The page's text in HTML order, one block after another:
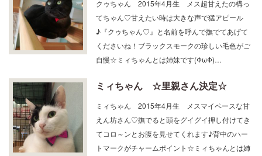
クゥちゃん 2015年4月生 メス超甘えたの構っ
てちゃん♡甘えたい時は大きな声で猛アピール
♪『クゥちゃん♡』と名前を呼んで撫でてあげて
くださいね！ブラックスモークの珍しい毛色がご
自慢☆ミィちゃんとは姉妹です(ΦωΦ)…
ミィちゃん ☆里親さん決定☆
ミィちゃん 2015年4月生 メスマイペースな甘
えん坊さん♡撫でると頭をグイグイ押し付けてき
てコロ～ンとお腹を見せてくれます♪背中のハー
トマークがチャームポイント☆ミィちゃんとは姉